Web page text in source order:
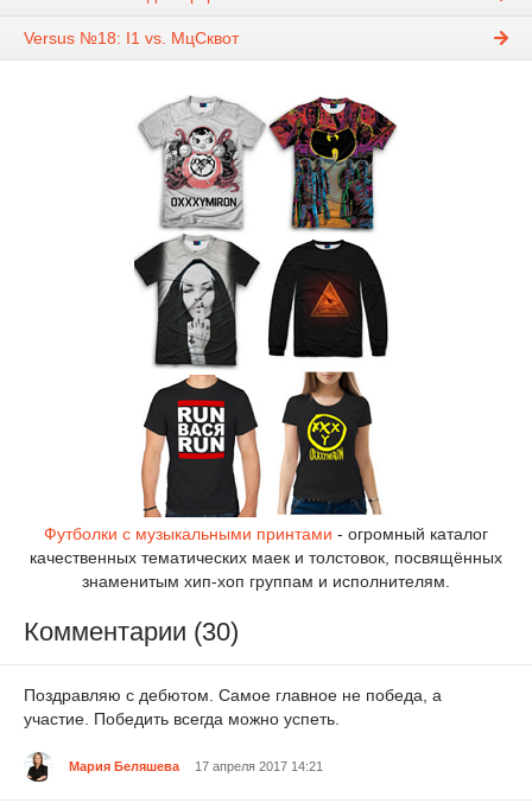
Versus №18: I1 vs. МцСквот
Футболки с музыкальными принтами - огромный каталог
качественных тематических маек и толстовок, посвящённых
знаменитым хип-хоп группам и исполнителям.
Комментарии (30)
Поздравляю с дебютом. Самое главное не победа, а
участие. Победить всегда можно успеть.
Мария Беляшева 17 апреля 2017 14:21